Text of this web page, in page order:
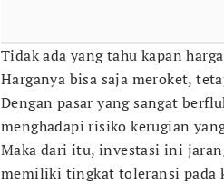
Tidak ada yang tahu kapan
Harganya bisa saja meroket,
Dengan pasar yang sangat
menghadapi risiko kerugian
Maka dari itu, investasi ini
memiliki tingkat toleransi pada